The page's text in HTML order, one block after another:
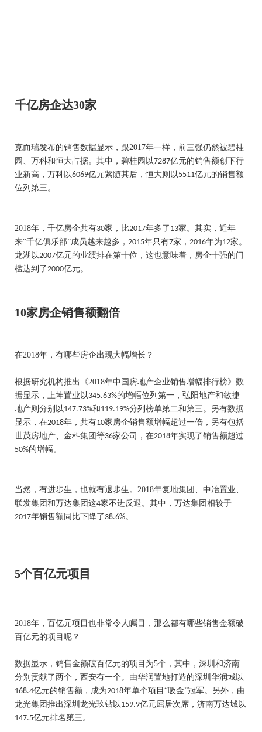
千亿房企达30家
克而瑞发布的销售数据显示，跟2017年一样，前三强仍然被碧桂
园、万科和恒大占据。其中，碧桂园以7287亿元的销售额创下行
业新高，万科以6069亿元紧随其后，恒大则以5511亿元的销售额
位列第三。
2018年，千亿房企共有30家，比2017年多了 13家。其实，近年
来“千亿俱乐部”成员越来越多， 2015年只有7家， 2016年为12家。
龙湖以2007亿元的业绩排在第十位，这也意味着，房企十强的门
槛达到了2000亿元。
10家房企销售额翻倍
在2018年，有哪些房企出现大幅增长？
根据研究机构推出《2018年中国房地产企业销售增幅排行榜》数
据显示，上坤置业以345.63%的增幅位列第一，弘阳地产和敏捷
地产则分别以147.73%和 119.19%分列榜单第二和第三。另有数据
显示，在2018年，共有10家房企销售额增幅超过一倍，另有包括
世茂房地产、金科集团等36家公司，在2018年实现了销售额超过
50%的增幅。
当然，有进步生，也就有退步生。 2018年复地集团、中冶置业、
联发集团和万达集团这4家不进反退。其中，万达集团相较于
2017年销售额同比下降了 38.6%。
5个百亿元项目
2018年，百亿元项目也非常令人瞩目，那么都有哪些销售金额破
百亿元的项目呢？
数据显示，销售金额破百亿元的项目为5个，其中，深圳和济南
分别贡献了两个，西安有一个。由华润置地打造的深圳华润城以
168.4亿元的销售额，成为2018年单个项目“吸金”冠军。另外，由
龙光集团推出深圳龙光玖钻以159.9亿元屈居次席，济南万达城以
147.5亿元排名第三。